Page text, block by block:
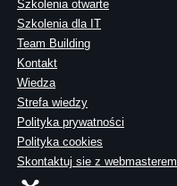
Szkolenia otwarte
Szkolenia dla IT
Team Building
Kontakt
Wiedza
Strefa wiedzy
Polityka prywatności
Polityka cookies
Skontaktuj sie z webmasterem